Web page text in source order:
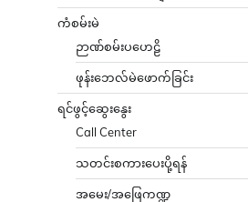
ကံစမ်းမဲ
ဉာဏ်စမ်းပဟေဠိ
ဖုန်းဘေလ်မဲဖောက်ခြင်း
ရင်ဖွင့်ဆွေးနွေး
Call Center
သတင်းစကားပေးပို့ရန်
အမေး/အဖြေကဏ္ဍ